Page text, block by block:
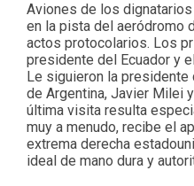
Aviones de los
en la pista del aeródromo
actos protocolarios. Los
presidente del Ecuador y
Le siguieron la presidente
de Argentina, Javier Milei
última visita resulta
muy a menudo, recibe el
extrema derecha
ideal de mano dura y